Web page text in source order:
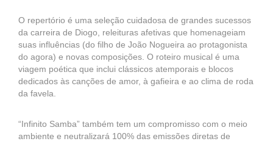
O repertório é uma seleção cuidadosa de grandes sucessos
da carreira de Diogo, releituras afetivas que homenageiam
suas influências (do filho de João Nogueira ao protagonista
do agora) e novas composições. O roteiro musical é uma
viagem poética que inclui clássicos atemporais e blocos
dedicados às canções de amor, à gafieira e ao clima de roda
da favela.
“Infinito Samba” também tem um compromisso com o meio
ambiente e neutralizará 100% das emissões diretas de